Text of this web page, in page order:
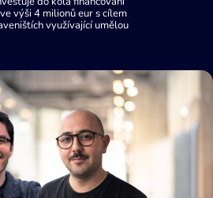
výši 4 milionů eur s cílem
využívající umělou